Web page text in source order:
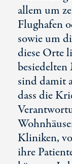
allem um
Flughafen
sowie um
diese Orte
sind damit
dass die
Kliniken,
ihre